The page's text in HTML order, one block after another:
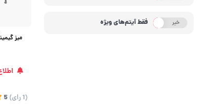
بله خیر فقط آیتم‌های ویژه
(1 رای)
5